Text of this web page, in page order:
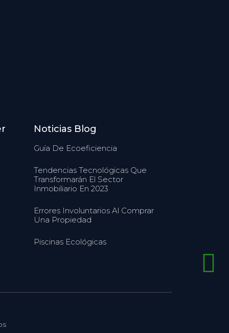
Noticias Blog
Guía De Ecoeficiencia
Tendencias Tecnológicas Que
Transformarán El Sector
Inmobiliario En 2023
Errores Involuntarios Al Comprar
Una Propiedad
Piscinas Ecológicas